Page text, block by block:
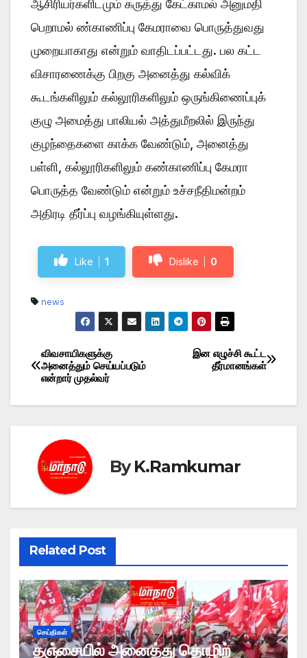
ஆசிரியர்களிடமும் கருத்து கேட்காமல் அனுமதி
பெறாமல் ண்காணிப்பு கேமராவை பொருத்துவது
முறையாகாது என்றும் வாதிடப்பட்டது. பல கட்ட
விசாரணைக்கு பிறகு அனைத்து கல்விக்
கூடங்களிலும் கல்லூரிகளிலும் ஒருங்கிணைப்புக்
குழு அமைத்து பாலியல் அத்துமீறலில் இருந்து
குழந்தைகளை காக்க வேண்டும், அனைத்து
பள்ளி, கல்லூரிகளிலும் கண்காணிப்பு கேமரா
பொருத்த வேண்டும் என்றும் உச்சநீதிமன்றம்
அதிரடி தீர்ப்பு வழங்கியுள்ளது.
Like 1 Dislike 0
news
Post
navigation
இன எழுச்சி கூட்ட
தீர்மானங்கள்
விவசாயிகளுக்கு
அனைத்தும் செய்யப்படும்
என்றார் முதல்வர்
ByK.Ramkumar
Related Post
செய்திகள்
தஞ்சையில் அனைத்து தொழிற்